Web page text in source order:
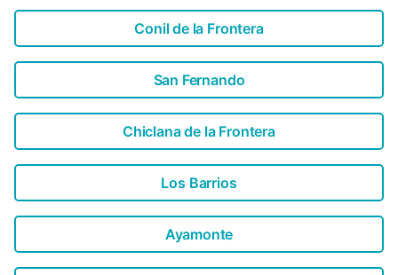
Conil de la Frontera
San Fernando
Chiclana de la Frontera
Los Barrios
Ayamonte